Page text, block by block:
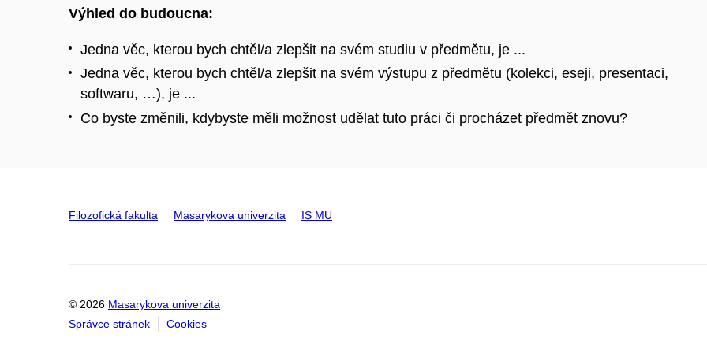
Výhled do budoucna:
Jedna věc, kterou bych chtěl/a zlepšit na svém studiu v předmětu, je ...
Jedna věc, kterou bych chtěl/a zlepšit na svém výstupu z předmětu (kolekci, eseji, presentaci,
softwaru, …), je ...
Co byste změnili, kdybyste měli možnost udělat tuto práci či procházet předmět znovu?
Filozofická fakulta Masarykova univerzita IS MU
© 2026 Masarykova univerzita
Správce stránek
Cookies